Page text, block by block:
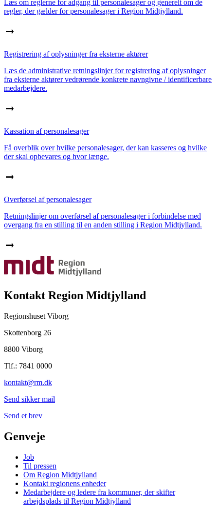
Læs om reglerne for adgang til personalesager og generelt om de
regler, der gælder for personalesager i Region Midtjylland.
Registrering af oplysninger fra eksterne aktører
Læs de administrative retningslinjer for registrering af oplysninger
fra eksterne aktører vedrørende konkrete navngivne / identificerbare
medarbejdere.
Kassation af personalesager
Få overblik over hvilke personalesager, der kan kasseres og hvilke
der skal opbevares og hvor længe.
Overførsel af personalesager
Retningslinjer om overførsel af personalesager i forbindelse med
overgang fra en stilling til en anden stilling i Region Midtjylland.
Kontakt Region Midtjylland
Regionshuset Viborg
Skottenborg 26
8800 Viborg
Tlf.: 7841 0000
kontakt@rm.dk
Send sikker mail
Send et brev
Genveje
Job
Til pressen
Om Region Midtjylland
Kontakt regionens enheder
Medarbejdere og ledere fra kommuner, der skifter
arbejdsplads til Region Midtjylland